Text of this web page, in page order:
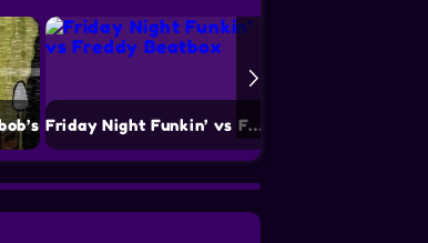
Friday Night Funkin’ vs Freddy Beatbox